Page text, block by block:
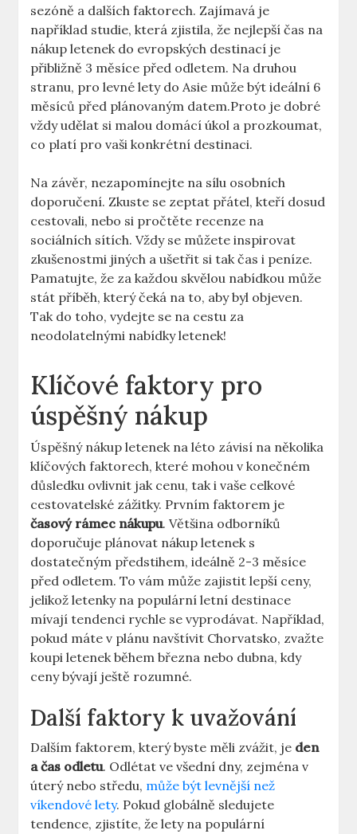
sezóně a dalších faktorech. Zajímavá je
například studie, která zjistila, že nejlepší čas na
nákup letenek do evropských destinací je
přibližně 3 měsíce před odletem. Na druhou
stranu, pro levné lety do Asie může být ideální 6
měsíců před plánovaným datem.Proto je dobré
vždy udělat si malou domácí úkol a prozkoumat,
co platí pro vaši konkrétní destinaci.
Na závěr, nezapomínejte na sílu osobních
doporučení. Zkuste se zeptat přátel, kteří dosud
cestovali, nebo si pročtěte recenze na
sociálních sítích. Vždy se můžete inspirovat
zkušenostmi jiných a ušetřit si tak čas i peníze.
Pamatujte, že za každou skvělou nabídkou může
stát příběh, který čeká na to, aby byl objeven.
Tak do toho, vydejte se na cestu za
neodolatelnými nabídky letenek!
Klíčové faktory pro
úspěšný nákup
Úspěšný nákup letenek na léto závisí na několika
klíčových faktorech, které mohou v konečném
důsledku ovlivnit jak cenu, tak i vaše celkové
cestovatelské zážitky. Prvním faktorem je
časový rámec nákupu. Většina odborníků
doporučuje plánovat nákup letenek s
dostatečným předstihem, ideálně 2-3 měsíce
před odletem. To vám může zajistit lepší ceny,
jelikož letenky na populární letní destinace
mívají tendenci rychle se vyprodávat. Například,
pokud máte v plánu navštívit Chorvatsko, zvažte
koupi letenek během března nebo dubna, kdy
ceny bývají ještě rozumné.
Další faktory k uvažování
Dalším faktorem, který byste měli zvážit, je den
a čas odletu. Odlétat ve všední dny, zejména v
úterý nebo středu, může být levnější než
víkendové lety. Pokud globálně sledujete
tendence, zjistíte, že lety na populární